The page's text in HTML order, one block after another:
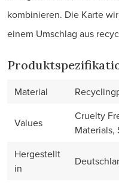
kombinieren. Die Karte
einem Umschlag aus
Material
Values
Cruelty
Materials,
Hergestellt
in